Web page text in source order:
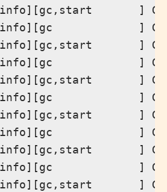
]
] GC(87)
]
] GC(88)
]
] GC(94)
]
] GC(95)
]
] GC(101)
]